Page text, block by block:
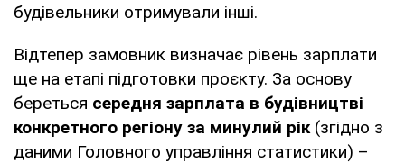
будівельники отримували інші.
Відтепер замовник визначає рівень зарплати
ще на етапі підготовки проєкту. За основу
береться середня зарплата в будівництві
конкретного регіону за минулий рік(згідно з
даними Головного управління статистики) –